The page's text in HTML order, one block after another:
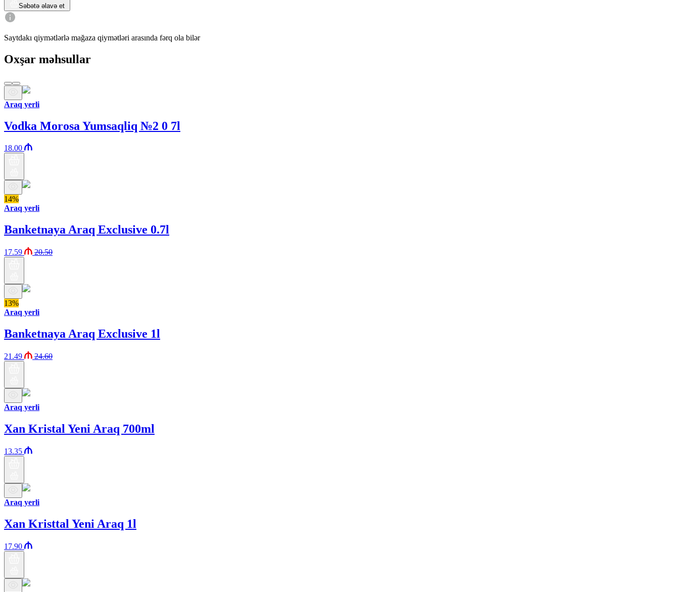
Səbətə əlavə et
Saytdakı qiymətlərlə mağaza qiymətləri arasında fərq ola bilər
Oxşar məhsullar
Araq yerli
Vodka Morosa Yumsaqliq №2 0 7l
18.00
14%
Araq yerli
Banketnaya Araq Exclusive 0.7l
17.59 20.50
13%
Araq yerli
Banketnaya Araq Exclusive 1l
21.49 24.60
Araq yerli
Xan Kristal Yeni Araq 700ml
13.35
Araq yerli
Xan Kristtal Yeni Araq 1l
17.90